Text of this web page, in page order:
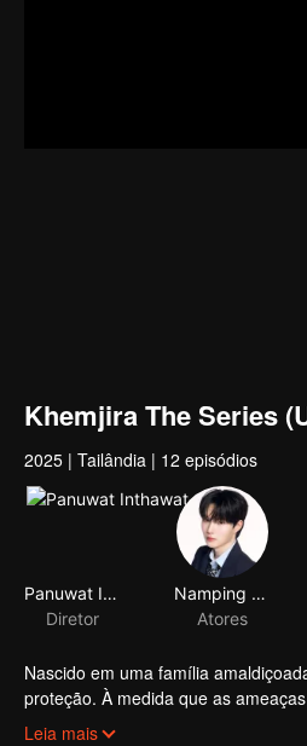
Khemjira The Series
2025 | Tailândia | 12 episódios
Panuwat Inthawat
Diretor
Namping Napatsakorn Pingmuang
Atores
Nascido em uma família
proteção. À medida que as
maldição, enquanto laços
Leia mais